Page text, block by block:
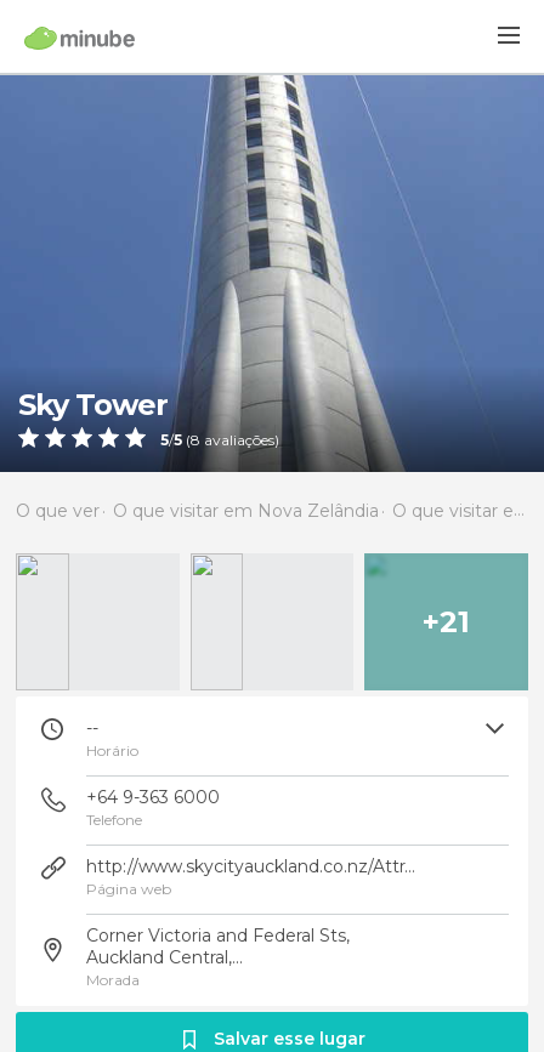
Sky Tower
5/5 (8 avaliações)
O que ver O que visitar em Nova Zelândia O que visitar em Auckland
+21
--
Horário
+64 9-363 6000
Telefone
http://www.skycityauckland.co.nz/Attractions/Skytower.html
Página web
Corner Victoria and Federal Sts,
Auckland Central,...
Morada
Salvar esse lugar